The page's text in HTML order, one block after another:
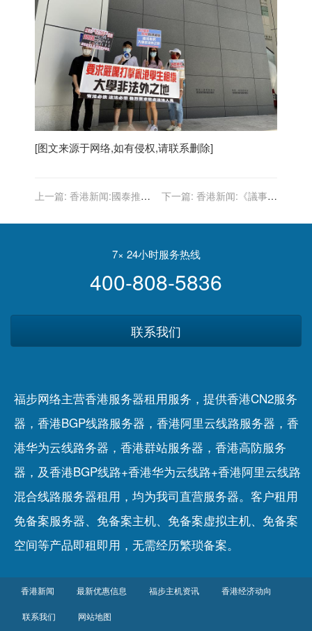
[图文来源于网络,如有侵权,请联系删除]
上一篇: 香港新闻:國泰推訂
港 票價6700元起
下一篇: 香港新闻:《議事規
俊：撥亂反正提高效率
7× 24小时服务热线
400-808-5836
联系我们
福步网络主营香港服务器租用服务，提供香港CN2服务
器，香港BGP线路服务器，香港阿里云线路服务器，香
港华为云线路务器，香港群站服务器，香港高防服务
器，及香港BGP线路+香港华为云线路+香港阿里云线路
混合线路服务器租用，均为我司直营服务器。客户租用
免备案服务器、 免备案主机、 免备案虚拟主机、 免备案
空间等产品即租即用，无需经历繁琐备案。
香港新闻 最新优惠信息 福步主机资讯 香港经济动向
联系我们 网站地图